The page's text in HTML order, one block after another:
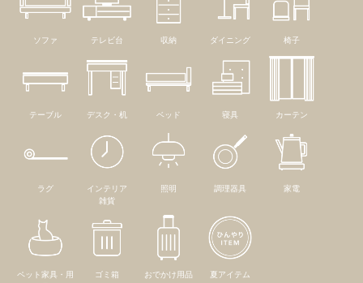
ソファ テレビ台 収納 ダイニング 椅子
テーブル デスク・机 ベッド 寝具 カーテン
ラグ
インテリア
雑貨
照明 調理器具 家電
ペット家具・用
ゴミ箱 おでかけ用品 夏アイテム